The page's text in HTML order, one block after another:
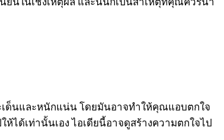
นในเชิงเหตุผล และนั่นก็เป็นสาเหตุที่คุณควรนำ
เด็นและหนักแน่น โดยมันอาจทำให้คุณแอบตกใจ
ด้เท่านั้นเอง ไอเดียนี้อาจดูสร้างความตกใจไป